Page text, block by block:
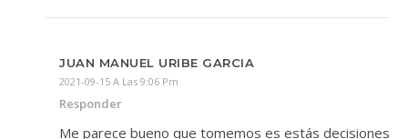
JUAN MANUEL URIBE GARCIA
2021-09-15 A Las 9:06 Pm
Responder
Me parece bueno que tomemos es estás decisiones